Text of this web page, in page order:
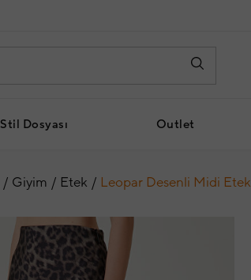
Stil Dosyası Outlet
Giyim Etek Leopar Desenli Midi Etek